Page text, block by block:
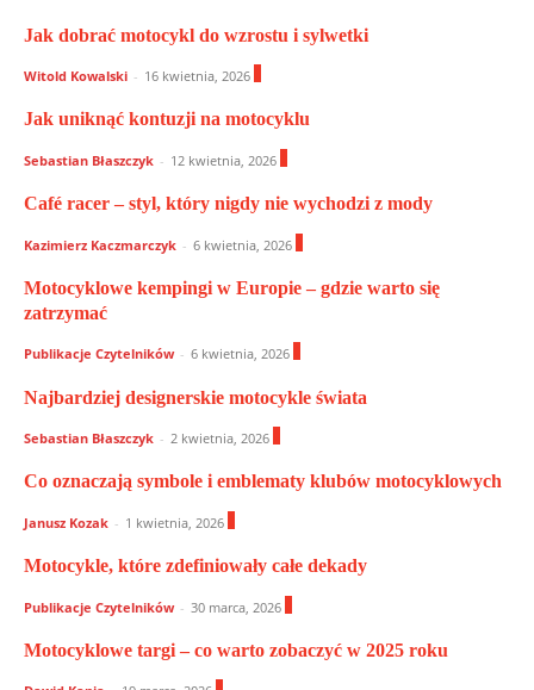
Jak dobrać motocykl do wzrostu i sylwetki
Witold Kowalski - 16 kwietnia, 2026
Jak uniknąć kontuzji na motocyklu
Sebastian Błaszczyk - 12 kwietnia, 2026
Café racer – styl, który nigdy nie wychodzi z mody
Kazimierz Kaczmarczyk - 6 kwietnia, 2026
Motocyklowe kempingi w Europie – gdzie warto się
zatrzymać
Publikacje Czytelników - 6 kwietnia, 2026
Najbardziej designerskie motocykle świata
Sebastian Błaszczyk - 2 kwietnia, 2026
Co oznaczają symbole i emblematy klubów motocyklowych
Janusz Kozak - 1 kwietnia, 2026
Motocykle, które zdefiniowały całe dekady
Publikacje Czytelników - 30 marca, 2026
Motocyklowe targi – co warto zobaczyć w 2025 roku